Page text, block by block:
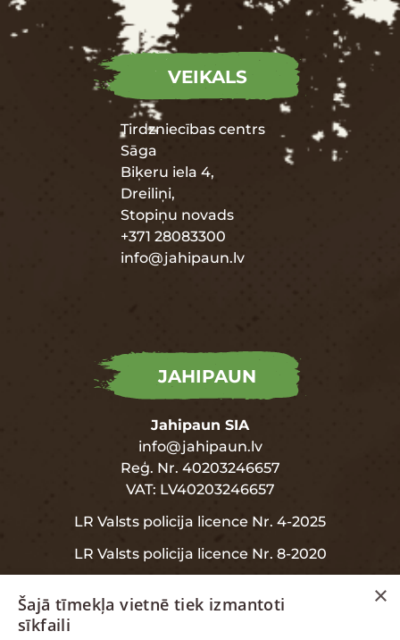
VEIKALS
Tirdzniecības centrs
Sāga
Biķeru iela 4,
Dreiliņi,
Stopiņu novads
+371 28083300
info@jahipaun.lv
JAHIPAUN
Jahipaun SIA
info@jahipaun.lv
Reģ. Nr. 40203246657
VAT: LV40203246657
LR Valsts policija licence Nr. 4-2025
LR Valsts policija licence Nr. 8-2020
×
Šajā tīmekļa vietnē tiek izmantoti
sīkfaili